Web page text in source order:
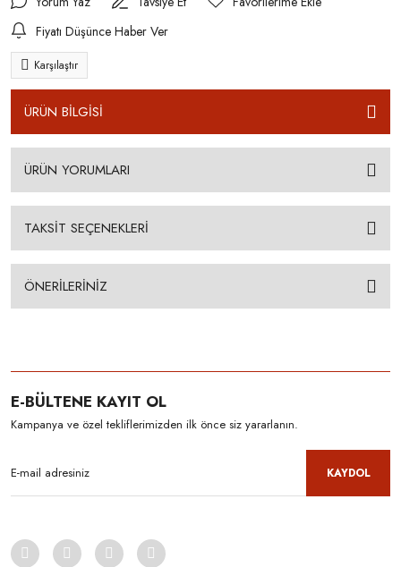
Fiyatı Düşünce Haber Ver
Karşılaştır
ÜRÜN BİLGİSİ
ÜRÜN YORUMLARI
TAKSİT SEÇENEKLERİ
ÖNERİLERİNİZ
E-BÜLTENE KAYIT OL
Kampanya ve özel tekliflerimizden ilk önce siz yararlanın.
KAYDOL